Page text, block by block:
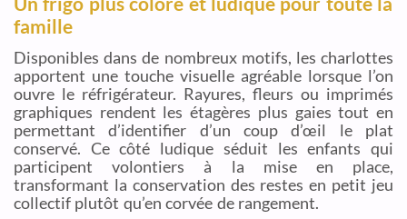
famille
Disponibles dans de nombreux motifs, les charlottes
apportent une touche visuelle agréable lorsque l’on
ouvre le réfrigérateur. Rayures, fleurs ou imprimés
graphiques rendent les étagères plus gaies tout en
permettant d’identifier d’un coup d’œil le plat
conservé. Ce côté ludique séduit les enfants qui
participent volontiers à la mise en place,
transformant la conservation des restes en petit jeu
collectif plutôt qu’en corvée de rangement.